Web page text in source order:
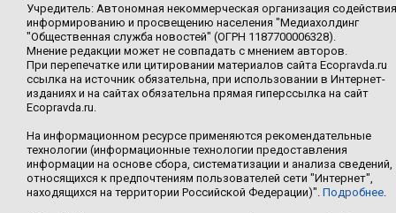
Учредитель: Автономная некоммерческая организация содействия
информированию и просвещению населения "Медиахолдинг
"Общественная служба новостей" (ОГРН 1187700006328).
Мнение редакции может не совпадать с мнением авторов.
При перепечатке или цитировании материалов сайта Ecopravda.ru
ссылка на источник обязательна, при использовании в Интернет-
изданиях и на сайтах обязательна прямая гиперссылка на сайт
Ecopravda.ru.
На информационном ресурсе применяются рекомендательные
технологии (информационные технологии предоставления
информации на основе сбора, систематизации и анализа сведений,
относящихся к предпочтениям пользователей сети "Интернет",
находящихся на территории Российской Федерации)". Подробнее